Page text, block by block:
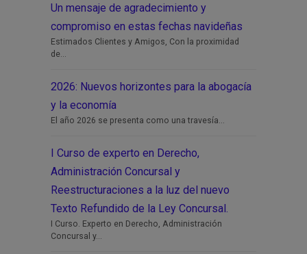
Un mensaje de agradecimiento y
compromiso en estas fechas navideñas
Estimados Clientes y Amigos, Con la proximidad
de...
2026: Nuevos horizontes para la abogacía
y la economía
El año 2026 se presenta como una travesía...
I Curso de experto en Derecho,
Administración Concursal y
Reestructuraciones a la luz del nuevo
Texto Refundido de la Ley Concursal.
I Curso. Experto en Derecho, Administración
Concursal y...